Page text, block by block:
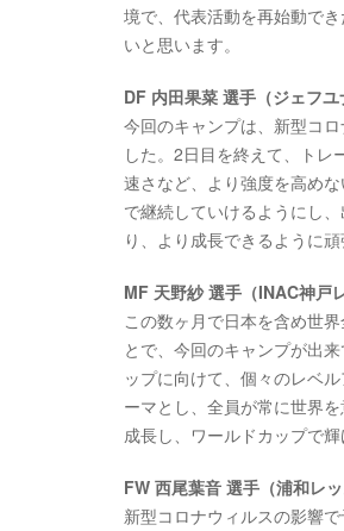
境で、代表活動を再始動で
いと思います。
DF 内田果菜 選手（ジェフ
今回のキャンプは、新型コ
した。2日目を終えて、ト
速さなど、より強度を高め
で継続していけるようにし
り、より成長できるように頑
MF 天野紗 選手（INAC神戸
この数ヶ月で日本を含め世
とで、今回のキャンプが出
ップに向けて、個々のレベ
ーマとし、全員が常に世界
成長し、ワールドカップで
FW 西尾葉音 選手（浦和レ
新型コロナウィルスの影響